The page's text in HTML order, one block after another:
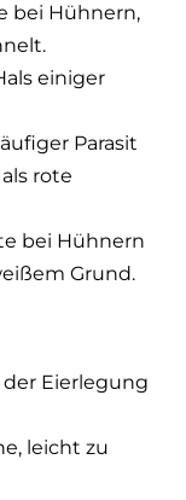
bei Hühnern,
einiger
Parasit
rote
bei Hühnern
Grund.
Eierlegung
leicht zu